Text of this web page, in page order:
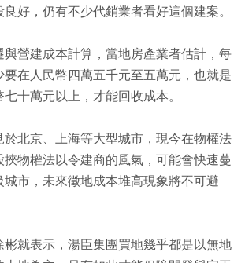
好，仍有不少代銷業者看好這個建案。
營建成本計算，當地房產業者估計，每
在人民幣四萬五千元至五萬元，也就是
十萬元以上，才能回收成本。
於北京、上海等大型城市，現今在物權法
物權法以令建商的風氣，可能會快速蔓
市，未來徵地成本堆高現象將不可避
就表示，湯臣集團買地幾乎都是以無地